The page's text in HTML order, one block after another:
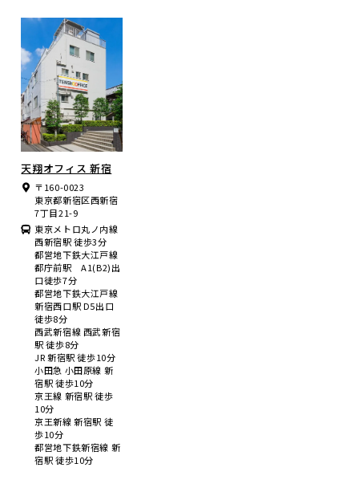
天翔オフィス 新宿
〒160-0023
東京都新宿区西新宿
7丁目21-9
東京メトロ丸ノ内線
西新宿駅 徒歩3分
都営地下鉄大江戸線
都庁前駅 A1(B2)出
口徒歩7分
都営地下鉄大江戸線
新宿西口駅 D5出口
徒歩8分
西武新宿線 西武新宿
駅 徒歩8分
JR 新宿駅 徒歩10分
小田急 小田原線 新
宿駅 徒歩10分
京王線 新宿駅 徒歩
10分
京王新線 新宿駅 徒
歩10分
都営地下鉄新宿線 新
宿駅 徒歩10分